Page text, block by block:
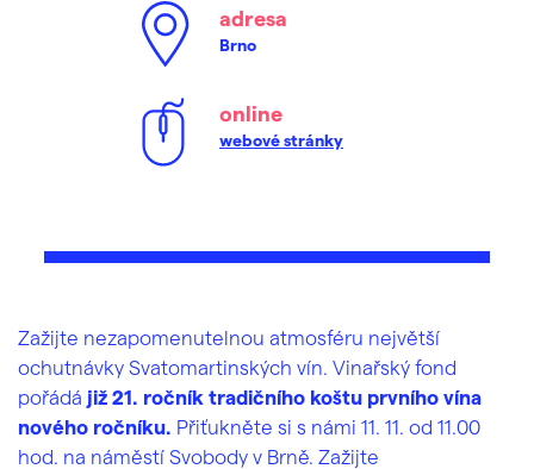
adresa
Brno
online
webové stránky
Zažijte nezapomenutelnou atmosféru největší
ochutnávky Svatomartinských vín. Vinařský fond
pořádá již 21. ročník tradičního koštu prvního vína
nového ročníku. Přiťukněte si s námi 11. 11. od 11.00
hod. na náměstí Svobody v Brně. Zažijte